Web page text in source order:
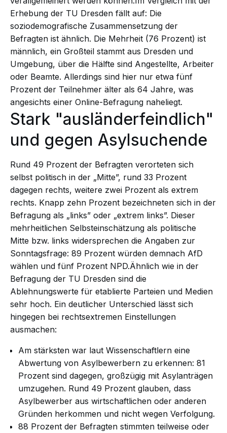
Erhebung der TU Dresden fällt auf: Die
soziodemografische Zusammensetzung der
Befragten ist ähnlich. Die Mehrheit (76 Prozent) ist
männlich, ein Großteil stammt aus Dresden und
Umgebung, über die Hälfte sind Angestellte, Arbeiter
oder Beamte. Allerdings sind hier nur etwa fünf
Prozent der Teilnehmer älter als 64 Jahre, was
angesichts einer Online-Befragung naheliegt.
Stark "ausländerfeindlich"
und gegen Asylsuchende
Rund 49 Prozent der Befragten verorteten sich
selbst politisch in der „Mitte”, rund 33 Prozent
dagegen rechts, weitere zwei Prozent als extrem
rechts. Knapp zehn Prozent bezeichneten sich in der
Befragung als „links” oder „extrem links”. Dieser
mehrheitlichen Selbsteinschätzung als politische
Mitte bzw. links widersprechen die Angaben zur
Sonntagsfrage: 89 Prozent würden demnach AfD
wählen und fünf Prozent NPD.Ähnlich wie in der
Befragung der TU Dresden sind die
Ablehnungswerte für etablierte Parteien und Medien
sehr hoch. Ein deutlicher Unterschied lässt sich
hingegen bei rechtsextremen Einstellungen
ausmachen:
Am stärksten war laut Wissenschaftlern eine
Abwertung von Asylbewerbern zu erkennen: 81
Prozent sind dagegen, großzügig mit Asylanträgen
umzugehen. Rund 49 Prozent glauben, dass
Asylbewerber aus wirtschaftlichen oder anderen
Gründen herkommen und nicht wegen Verfolgung.
88 Prozent der Befragten stimmten teilweise oder